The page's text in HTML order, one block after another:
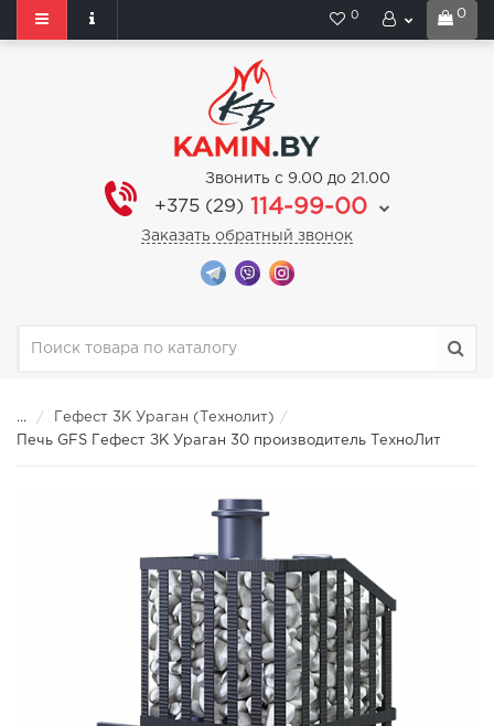
0
0
Звонить с 9.00 до 21.00
+375 (29) 114-99-00
Заказать обратный звонок
...
Гефест 3К Ураган (Технолит)
Печь GFS Гефест ЗК Ураган 30 производитель ТехноЛит